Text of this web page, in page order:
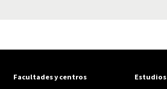
Facultades y centros
Estudios